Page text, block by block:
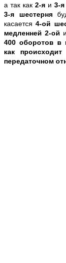
а так как 2-яи 3-
3-я шестерня
касается4-ой
медленней 2-ой и
400 оборотов в
как
передаточном